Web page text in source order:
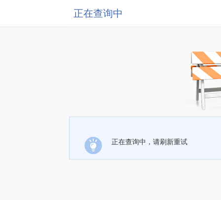
正在查询中
正在查询中，请刷新重试